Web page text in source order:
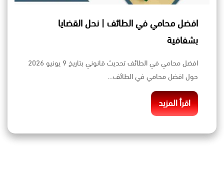
افضل محامي في الطائف | نحل القضايا
بشفافية
افضل محامي في الطائف تحديث قانوني بتاريخ 9 يونيو 2026
حول افضل محامي في الطائف…
اقرأ المزيد